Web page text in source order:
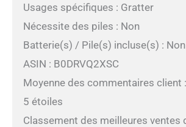
Usages spécifiques : Gratter
Nécessite des piles : Non
Batterie(s) / Pile(s) incluse(s) : Non
ASIN : B0DRVQ2XSC
Moyenne des commentaires client
5 étoiles
Classement des meilleures ventes